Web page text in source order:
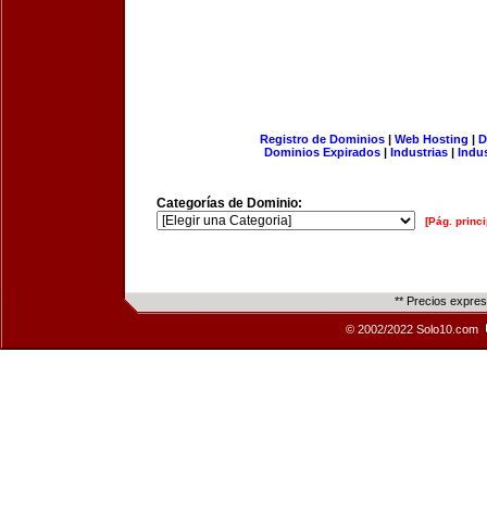
Registro de Dominios| Web Hosting |
Dominios Expirados | Industrias |
Categorías de Dominio:
[Pág.
** Precios
© 2002/2022 Solo10.com